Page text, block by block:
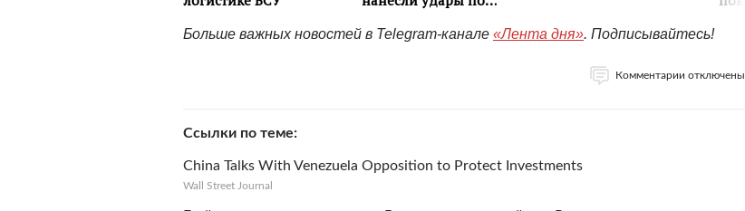
Больше важных новостей в Telegram-канале «Лента дня». Подписывайтесь!
Комментарии отключены
Ссылки по теме
China Talks With Venezuela Opposition to Protect Investments
Wall Street Journal